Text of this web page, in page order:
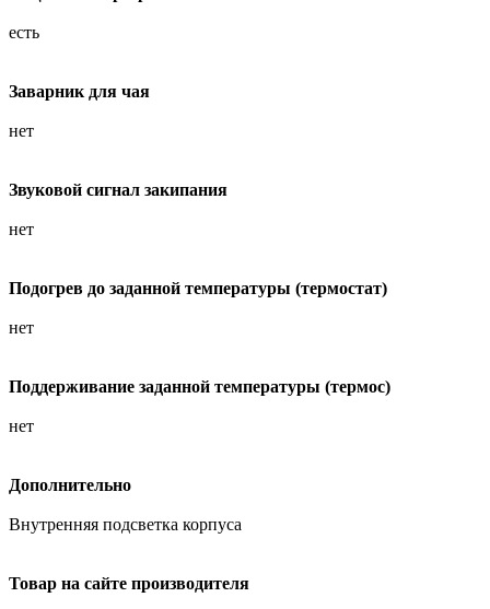
есть
Заварник для чая
нет
Звуковой сигнал закипания
нет
Подогрев до заданной температуры (термостат)
нет
Поддерживание заданной температуры (термос)
нет
Дополнительно
Внутренняя подсветка корпуса
Товар на сайте производителя